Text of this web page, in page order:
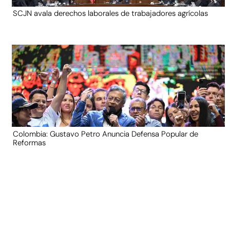
SCJN avala derechos laborales de trabajadores agrícolas
Colombia: Gustavo Petro Anuncia Defensa Popular de
Reformas